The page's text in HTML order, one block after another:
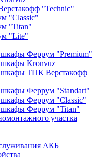
"Technic"
"Classic"
"Titan"
"Lite"
шкафы Феррум "Premium"
шкафы Kronvuz
шкафы ТПК Верстакофф
шкафы Феррум "Standart"
шкафы Феррум "Classic"
шкафы Феррум "Titan"
участка
АКБ